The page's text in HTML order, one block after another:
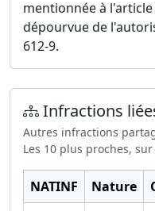
mentionnée à
dépourvue de
612-9.
Infractions
Autres infractions
Les 10 plus proches,
NATINF Nature